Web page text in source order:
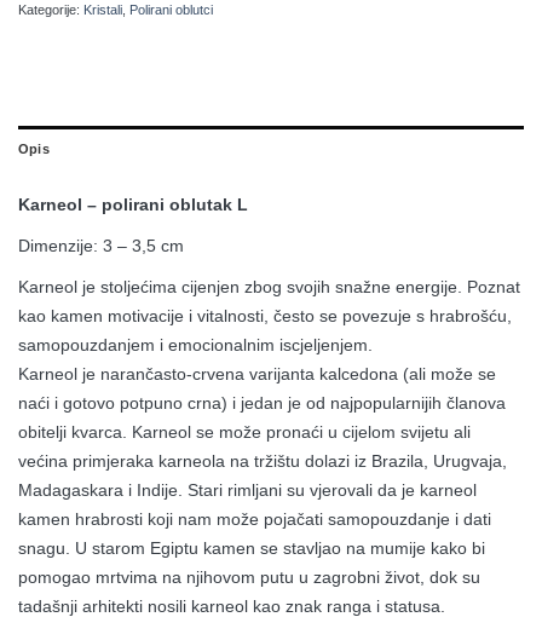
Kategorije: Kristali Polirani oblutci
Opis
Karneol – polirani oblutak L
Dimenzije: 3 – 3,5 cm
Karneol je stoljećima cijenjen zbog svojih snažne energije. Poznat
kao kamen motivacije i vitalnosti, često se povezuje s hrabrošću,
samopouzdanjem i emocionalnim iscjeljenjem.
Karneol je narančasto-crvena varijanta kalcedona (ali može se
naći i gotovo potpuno crna) i jedan je od najpopularnijih članova
obitelji kvarca. Karneol se može pronaći u cijelom svijetu ali
većina primjeraka karneola na tržištu dolazi iz Brazila, Urugvaja,
Madagaskara i Indije. Stari rimljani su vjerovali da je karneol
kamen hrabrosti koji nam može pojačati samopouzdanje i dati
snagu. U starom Egiptu kamen se stavljao na mumije kako bi
pomogao mrtvima na njihovom putu u zagrobni život, dok su
tadašnji arhitekti nosili karneol kao znak ranga i statusa.